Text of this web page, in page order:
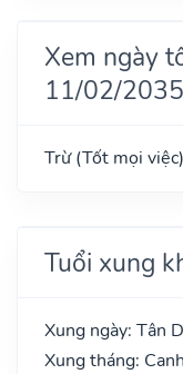
Xem ngày
11/02/2035
Trừ (Tốt mọi việc)
Tuổi xung
Xung ngày: Tân
Xung tháng: